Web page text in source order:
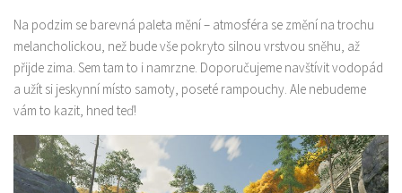
Na podzim se barevná paleta mění – atmosféra se změní na trochu
melancholickou, než bude vše pokryto silnou vrstvou sněhu, až
přijde zima. Sem tam to i namrzne. Doporučujeme navštívit vodopád
a užít si jeskynní místo samoty, poseté rampouchy. Ale nebudeme
vám to kazit, hned teď!